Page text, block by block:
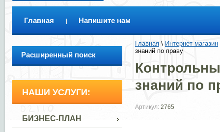
Главная Напишите нам
Расширенный поиск
НАШИ УСЛУГИ:
БИЗНЕС-ПЛАН
Главная \ Интернет магазин
знаний по праву
знаний по
Артикул: 2765